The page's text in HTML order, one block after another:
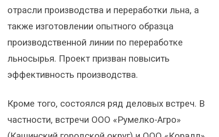
отрасли производства и переработки льна, а
также изготовлении опытного образца
производственной линии по переработке
льносырья. Проект призван повысить
эффективность производства.
Кроме того, состоялся ряд деловых встреч. В
частности, встречи ООО «Румелко-Агро»